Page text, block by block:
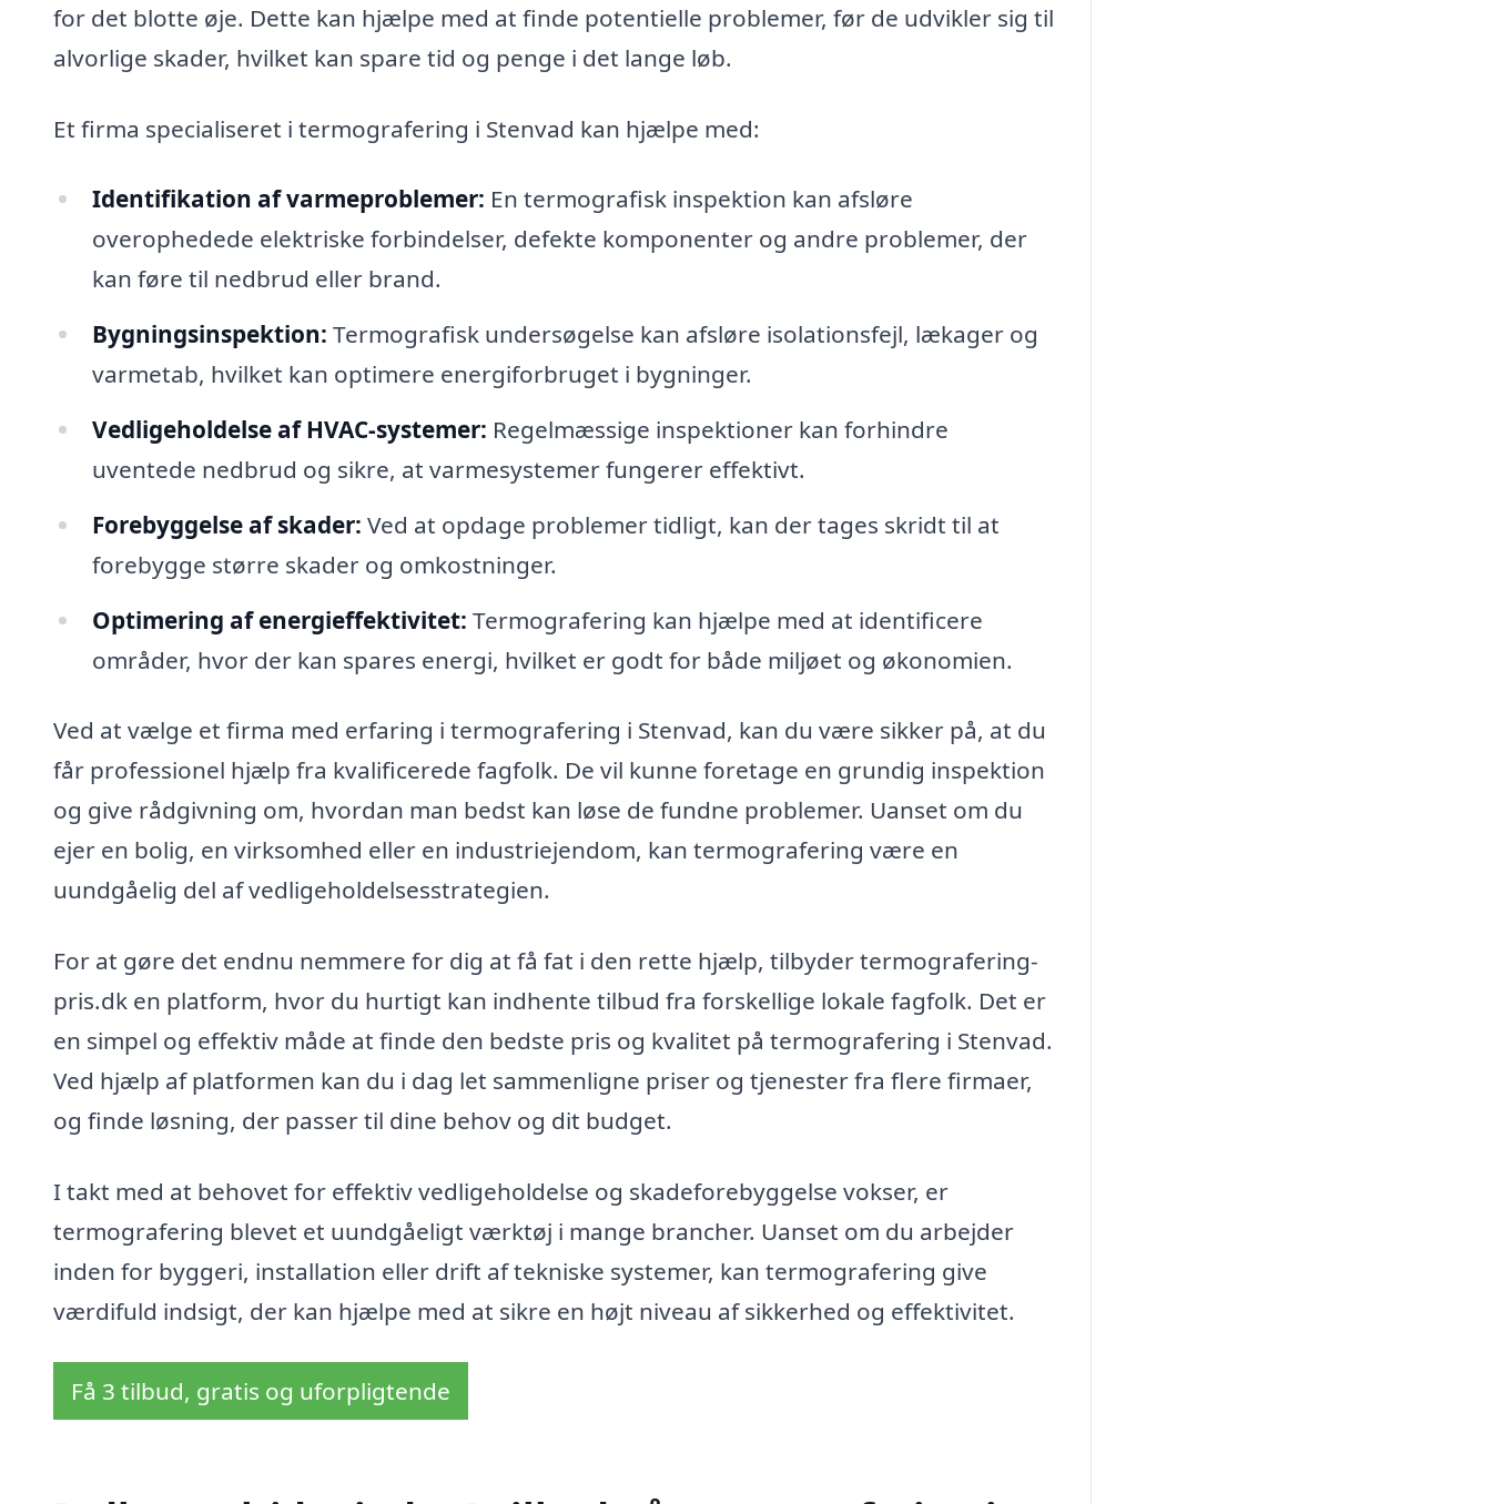
for det blotte øje. Dette kan hjælpe med at finde potentielle problemer, før de udvikler sig til
alvorlige skader, hvilket kan spare tid og penge i det lange løb.
Et firma specialiseret i termografering i Stenvad kan hjælpe med:
Identifikation af varmeproblemer: En termografisk inspektion kan afsløre
overophedede elektriske forbindelser, defekte komponenter og andre problemer, der
kan føre til nedbrud eller brand.
Bygningsinspektion: Termografisk undersøgelse kan afsløre isolationsfejl, lækager og
varmetab, hvilket kan optimere energiforbruget i bygninger.
Vedligeholdelse af HVAC-systemer: Regelmæssige inspektioner kan forhindre
uventede nedbrud og sikre, at varmesystemer fungerer effektivt.
Forebyggelse af skader: Ved at opdage problemer tidligt, kan der tages skridt til at
forebygge større skader og omkostninger.
Optimering af energieffektivitet: Termografering kan hjælpe med at identificere
områder, hvor der kan spares energi, hvilket er godt for både miljøet og økonomien.
Ved at vælge et firma med erfaring i termografering i Stenvad, kan du være sikker på, at du
får professionel hjælp fra kvalificerede fagfolk. De vil kunne foretage en grundig inspektion
og give rådgivning om, hvordan man bedst kan løse de fundne problemer. Uanset om du
ejer en bolig, en virksomhed eller en industriejendom, kan termografering være en
uundgåelig del af vedligeholdelsesstrategien.
For at gøre det endnu nemmere for dig at få fat i den rette hjælp, tilbyder termografering-
pris.dk en platform, hvor du hurtigt kan indhente tilbud fra forskellige lokale fagfolk. Det er
en simpel og effektiv måde at finde den bedste pris og kvalitet på termografering i Stenvad.
Ved hjælp af platformen kan du i dag let sammenligne priser og tjenester fra flere firmaer,
og finde løsning, der passer til dine behov og dit budget.
I takt med at behovet for effektiv vedligeholdelse og skadeforebyggelse vokser, er
termografering blevet et uundgåeligt værktøj i mange brancher. Uanset om du arbejder
inden for byggeri, installation eller drift af tekniske systemer, kan termografering give
værdifuld indsigt, der kan hjælpe med at sikre en højt niveau af sikkerhed og effektivitet.
Få 3 tilbud, gratis og uforpligtende